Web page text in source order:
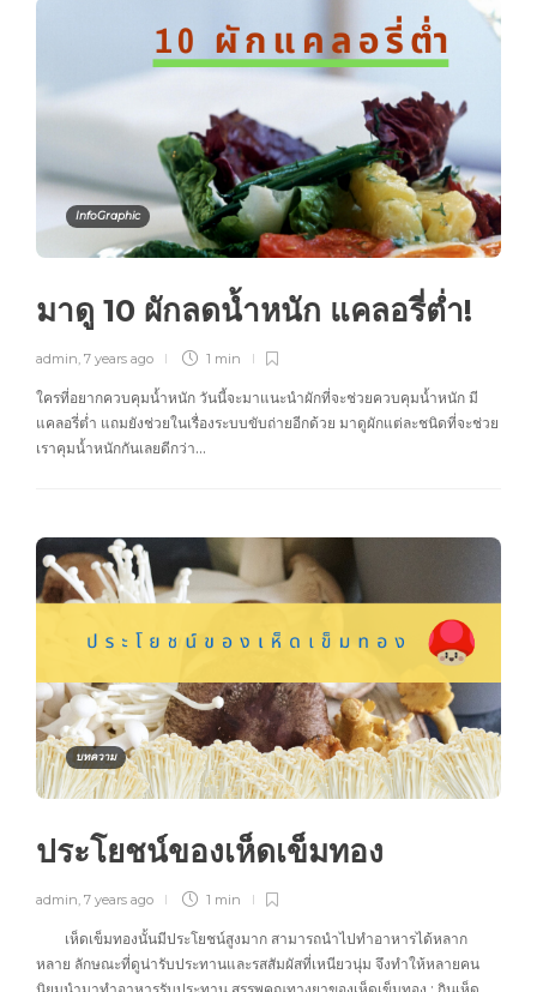
InfoGraphic
มาดู 10 ผักลดน้ำหนัก แคลอรี่ต่ำ!
admin, 7 years ago 1 min
ใครที่อยากควบคุมน้ำหนัก วันนี้จะมาแนะนำผักที่จะช่วยควบคุมน้ำหนัก มี
แคลอรี่ต่ำ แถมยังช่วยในเรื่องระบบขับถ่ายอีกด้วย มาดูผักแต่ละชนิดที่จะช่วย
เราคุมน้ำหนักกันเลยดีกว่า…
บทความ
ประโยชน์ของเห็ดเข็มทอง
admin, 7 years ago 1 min
เห็ดเข็มทองนั้นมีประโยชน์สูงมาก สามารถนำไปทำอาหารได้หลาก
หลาย ลักษณะที่ดูน่ารับประทานและรสสัมผัสที่เหนียวนุ่ม จึงทำให้หลายคน